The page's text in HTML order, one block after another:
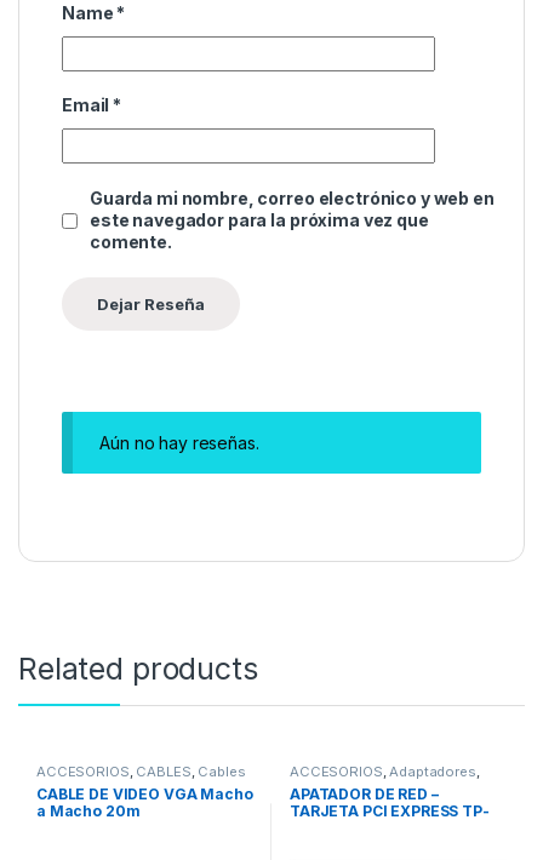
Name *
Email *
Guarda mi nombre, correo electrónico y web en
este navegador para la próxima vez que
comente.
Aún no hay reseñas.
Related products
ACCESORIOS, CABLES, Cables
VGA
CABLE DE VIDEO VGA Macho
a Macho 20m
ACCESORIOS,Adaptadores,
REDES ,Adaptadores Wifi
APATADOR DE RED –
TARJETA PCI EXPRESS TP-